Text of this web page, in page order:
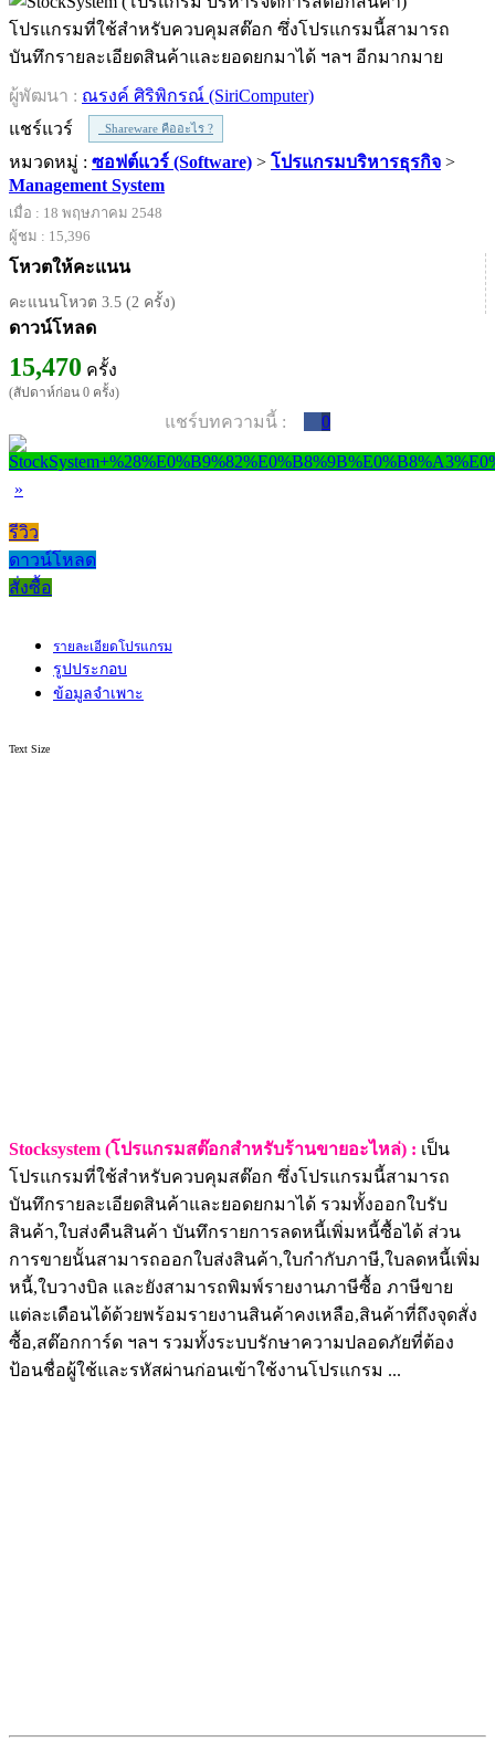
โปรแกรมที่ใช้สำหรับควบคุมสต๊อก ซึ่งโปรแกรมนี้สามารถ
บันทึกรายละเอียดสินค้าและยอดยกมาได้ ฯลฯ อีกมากมาย
ผู้พัฒนา : ณรงค์ ศิริพิกรณ์ (SiriComputer)
แชร์แวร์
Shareware คืออะไร ?
หมวดหมู่ : ซอฟต์แวร์ (Software) > โปรแกรมบริหารธุรกิจ >
Management System
เมื่อ : 18 พฤษภาคม 2548
ผู้ชม : 15,396
โหวตให้คะแนน
คะแนนโหวต 3.5 (2 ครั้ง)
ดาวน์โหลด
15,470 ครั้ง
(สัปดาห์ก่อน 0 ครั้ง)
แชร์บทความนี้ : 0
»
รีวิว
ดาวน์โหลด
สั่งซื้อ
รายละเอียดโปรแกรม
รูปประกอบ
ข้อมูลจำเพาะ
Text Size
Stocksystem (โปรแกรมสต๊อกสำหรับร้านขายอะไหล่) : เป็น
โปรแกรมที่ใช้สำหรับควบคุมสต๊อก ซึ่งโปรแกรมนี้สามารถ
บันทึกรายละเอียดสินค้าและยอดยกมาได้ รวมทั้งออกใบรับ
สินค้า,ใบส่งคืนสินค้า บันทึกรายการลดหนี้เพิ่มหนี้ซื้อได้ ส่วน
การขายนั้นสามารถออกใบส่งสินค้า,ใบกำกับภาษี,ใบลดหนี้เพิ่ม
หนี้,ใบวางบิล และยังสามารถพิมพ์รายงานภาษีซื้อ ภาษีขาย
แต่ละเดือนได้ด้วยพร้อมรายงานสินค้าคงเหลือ,สินค้าที่ถึงจุดสั่ง
ซื้อ,สต๊อกการ์ด ฯลฯ รวมทั้งระบบรักษาความปลอดภัยที่ต้อง
ป้อนชื่อผู้ใช้และรหัสผ่านก่อนเข้าใช้งานโปรแกรม ...